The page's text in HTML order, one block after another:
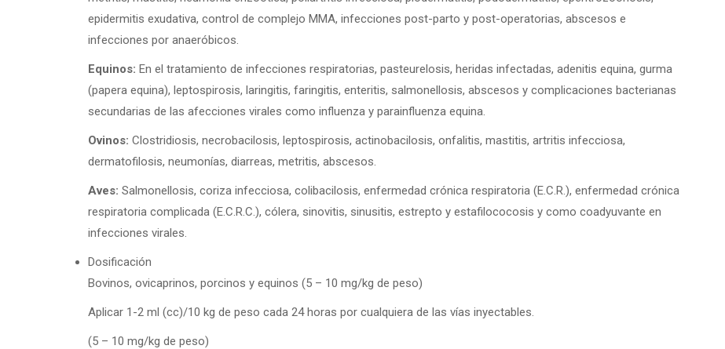
epidermitis exudativa, control de complejo MMA, infecciones post-parto y post-operatorias, abscesos e
infecciones por anaeróbicos.
Equinos: En el tratamiento de infecciones respiratorias, pasteurelosis, heridas infectadas, adenitis equina, gurma
(papera equina), leptospirosis, laringitis, faringitis, enteritis, salmonellosis, abscesos y complicaciones bacterianas
secundarias de las afecciones virales como influenza y parainfluenza equina.
Ovinos: Clostridiosis, necrobacilosis, leptospirosis, actinobacilosis, onfalitis, mastitis, artritis infecciosa,
dermatofilosis, neumonías, diarreas, metritis, abscesos.
Aves: Salmonellosis, coriza infecciosa, colibacilosis, enfermedad crónica respiratoria (E.C.R.), enfermedad crónica
respiratoria complicada (E.C.R.C.), cólera, sinovitis, sinusitis, estrepto y estafilococosis y como coadyuvante en
infecciones virales.
Dosificación
Bovinos, ovicaprinos, porcinos y equinos (5 – 10 mg/kg de peso)
Aplicar 1-2 ml (cc)/10 kg de peso cada 24 horas por cualquiera de las vías inyectables.
(5 – 10 mg/kg de peso)